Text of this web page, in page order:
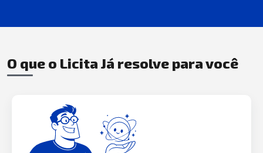
O que o Licita Já resolve para você